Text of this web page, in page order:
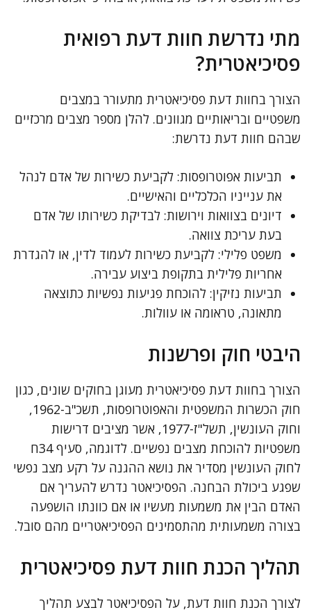
מתי נדרשת חוות דעת רפואית
פסיכיאטרית?
הצורך בחוות דעת פסיכיאטרית מתעורר במצבים
משפטיים ובריאותיים מגוונים. להלן מספר מצבים מרכזיים
שבהם חוות דעת נדרשת:
תביעות אפוטרופסות: לקביעת כשירות של אדם לנהל
את ענייניו הכלכליים והאישיים.
דיונים בצוואות וירושות: לבדיקת כשירותו של אדם
בעת עריכת צוואה.
משפט פלילי: לקביעת כשירות לעמוד לדין, או להגדרת
אחריות פלילית בתקופת ביצוע עבירה.
תביעות נזיקין: להוכחת פגיעות נפשיות כתוצאה
מתאונה, טראומה או עוולות.
היבטי חוק ופרשנות
הצורך בחוות דעת פסיכיאטרית מעוגן בחוקים שונים, כגון
חוק הכשרות המשפטית והאפוטרופסות, תשכ"ב-1962,
וחוק העונשין, תשל"ז-1977, אשר מציבים דרישות
משפטיות להוכחת מצבים נפשיים. לדוגמה, סעיף 34ח
לחוק העונשין מסדיר את נושא ההגנה על רקע מצב נפשי
שפגע ביכולת הבחנה. הפסיכיאטר נדרש להעריך אם
האדם הבין את משמעות מעשיו או אם כוונתו הושפעה
בצורה משמעותית מהתסמינים הפסיכיאטריים מהם סובל.
תהליך הכנת חוות דעת פסיכיאטרית
לצורך הכנת חוות דעת, על הפסיכיאטר לבצע תהליך